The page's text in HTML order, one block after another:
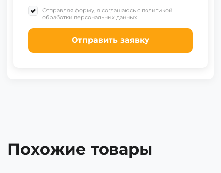
Отправляя форму, я соглашаюсь с политикой
обработки персональных данных
Отправить заявку
Похожие товары